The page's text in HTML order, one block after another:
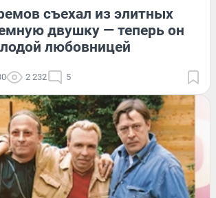
съехал из элитных
двушку — теперь он
любовницей
2 232 5